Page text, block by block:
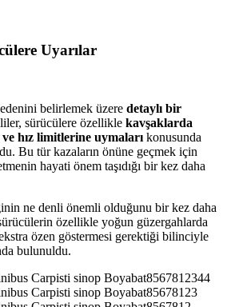
Uyarılar
belirlemek üzere detaylı bir
sürücülere özellikle kavşaklarda
hız limitlerine uymaları konusunda
Bu tür kazaların önüne geçmek için
hayati önem taşıdığı bir kez daha
ne denli önemli olduğunu bir kez daha
özellikle yoğun güzergahlarda
özen göstermesi gerektiği bilinciyle
bulunuldu.